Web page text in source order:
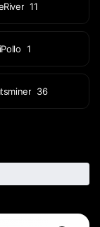
11
iPollo 1
36